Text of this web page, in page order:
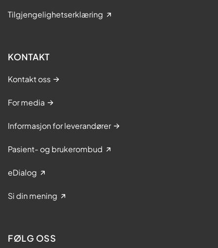
Tilgjengelighetserklæring
KONTAKT
Kontakt oss
For media
Informasjon for leverandører
Pasient- og brukerombud
eDialog
Si din mening
FØLG OSS